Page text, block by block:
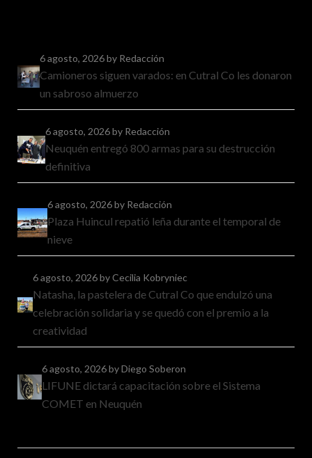
6 agosto, 2026by Redacción
Camioneros siguen varados: en Cutral Co les donaron
un sabroso almuerzo
6 agosto, 2026by Redacción
Neuquén entregó 800 armas para su destrucción
definitiva
6 agosto, 2026by Redacción
Plaza Huincul repatió leña durante el temporal de
nieve
6 agosto, 2026by Cecilia Kobryniec
Natasha, la pastelera de Cutral Co que endulzó una
celebración solidaria y se quedó con el premio a la
creatividad
6 agosto, 2026by Diego Soberon
LIFUNE dictará capacitación sobre el Sistema
COMET en Neuquén